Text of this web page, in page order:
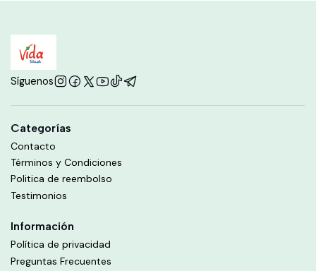
Síguenos
Categorías
Contacto
Términos y Condiciones
Politica de reembolso
Testimonios
Información
Política de privacidad
Preguntas Frecuentes